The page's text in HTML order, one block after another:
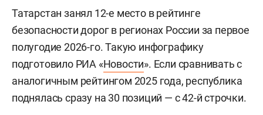
Татарстан занял 12-е место в рейтинге
безопасности дорог в регионах России за первое
полугодие 2026-го. Такую инфографику
подготовило РИА «Новости». Если сравнивать с
аналогичным рейтингом 2025 года, республика
поднялась сразу на 30 позиций — с 42-й строчки.